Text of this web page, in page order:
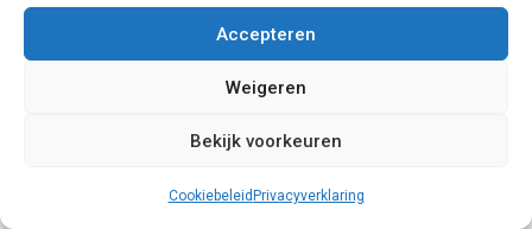
Accepteren
Weigeren
Bekijk voorkeuren
Cookiebeleid Privacyverklaring
deurprofielen is Knipping. Dit Duitse